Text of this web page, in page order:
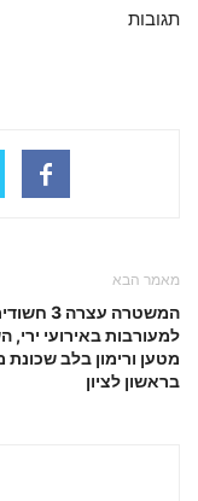
תגובות
מאמר הבא
המשטרה
למעורבות באירועי ירי,
מטען ורימון בלב שכונת
בראשון לציון